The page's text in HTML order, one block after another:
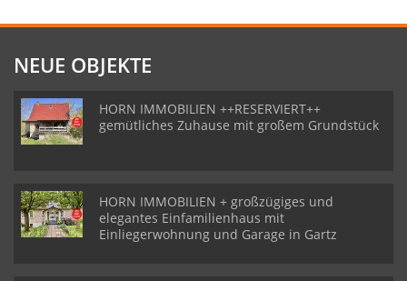
NEUE OBJEKTE
HORN IMMOBILIEN ++RESERVIERT++
gemütliches Zuhause mit großem Grundstück
HORN IMMOBILIEN + großzügiges und
elegantes Einfamilienhaus mit
Einliegerwohnung und Garage in Gartz